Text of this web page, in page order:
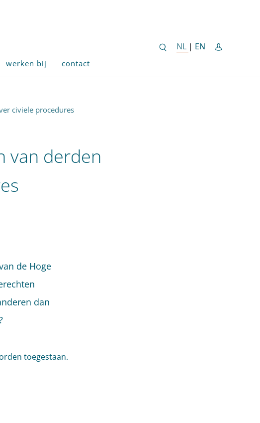
NL NEDERLANDSE
| EN ENGLISH
werken bij contact
civiele procedures
van derden
de Hoge
dan
toegestaan.